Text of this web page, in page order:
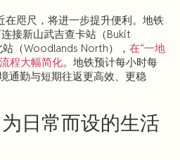
在咫尺，将进一步提升便利。地铁
接新山武吉查卡站（Bukit
（Woodlands North）， 在“一地
程大幅简化。地铁预计每小时每
通勤与短期往返更高效、更稳
日常而设的生活